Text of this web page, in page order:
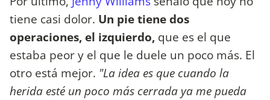
tiene casi dolor. Un pie tiene dos
operaciones, el izquierdo, que es el que
estaba peor y el que le duele un poco más. El
otro está mejor. "La idea es que cuando la
herida esté un poco más cerrada ya me pueda